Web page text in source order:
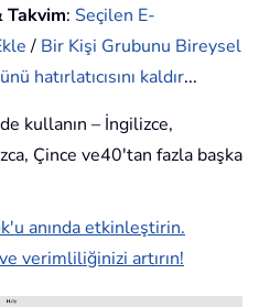
Takvim: Seçilen E-
/ Bir Kişi Grubunu Bireysel
hatırlatıcısını kaldır...
kullanın – İngilizce,
Çince ve40'tan fazla başka
anında etkinleştirin.
verimliliğinizi artırın!